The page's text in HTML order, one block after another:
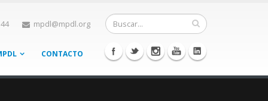
mpdl@mpdl.org
CONTACTO